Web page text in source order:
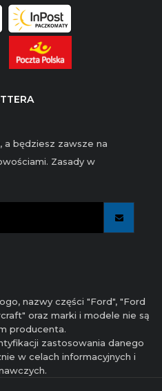
a będziesz zawsze na
Zasady w
nazwy części "Ford", "Ford
oraz marki i modele nie są
producenta.
zastosowania danego
w celach informacyjnych i